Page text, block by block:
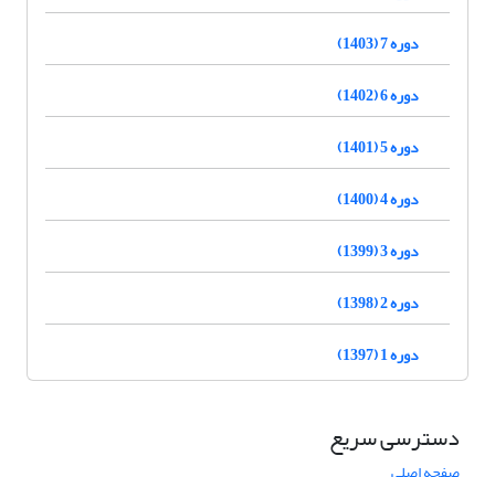
دوره 7 (1403)
دوره 6 (1402)
دوره 5 (1401)
دوره 4 (1400)
دوره 3 (1399)
دوره 2 (1398)
دوره 1 (1397)
دسترسی سریع